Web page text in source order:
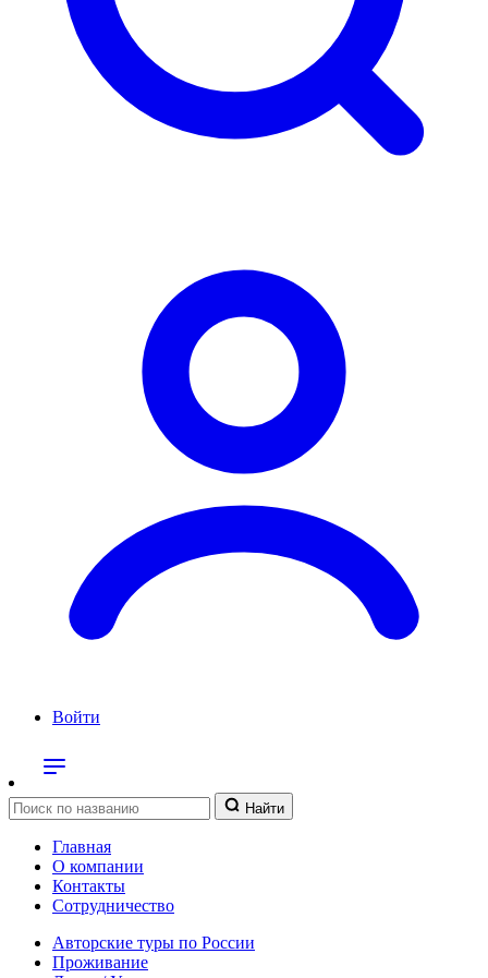
Войти
Найти
Главная
О компании
Контакты
Сотрудничество
Авторские туры по России
Проживание